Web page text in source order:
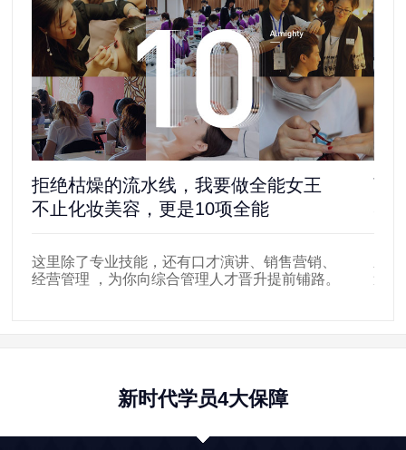
拒绝枯燥的流水线，我要做全能女王
不止化妆美容，更是10项全能
这里除了专业技能，还有口才演讲、销售营销、
经营管理 ，为你向综合管理人才晋升提前铺路。
离
遍布
新时代学员4大保障